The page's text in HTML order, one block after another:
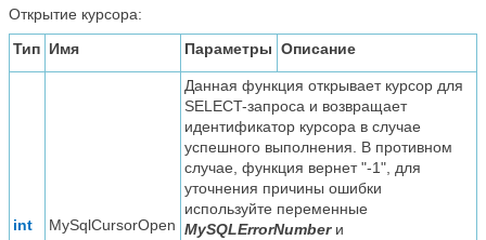
Открытие курсора:
Тип Имя Параметры Описание
int MySqlCursorOpen
Данная функция открывает курсор для
SELECT-запроса и возвращает
идентификатор курсора в случае
успешного выполнения. В противном
случае, функция вернет "-1", для
уточнения причины ошибки
используйте переменные
MySQLErrorNumber и